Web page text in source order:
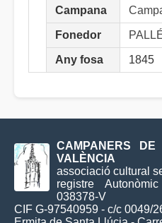
Campana
Fonedor
Any fosa 1845
CAMPANERS
VALÈNCIA
associació cultural
registre
038378-V
CIF G-97540959 - c/c 0049/